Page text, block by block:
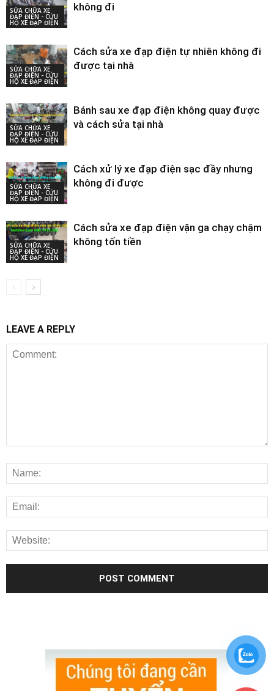
SỬA CHỮA XE
ĐẠP ĐIỆN - CỨU
HỘ XE ĐẠP ĐIỆN
không đi
SỬA CHỮA XE
ĐẠP ĐIỆN - CỨU
HỘ XE ĐẠP ĐIỆN
Cách sửa xe đạp điện tự nhiên không đi
được tại nhà
SỬA CHỮA XE
ĐẠP ĐIỆN - CỨU
HỘ XE ĐẠP ĐIỆN
Bánh sau xe đạp điện không quay được
và cách sửa tại nhà
SỬA CHỮA XE
ĐẠP ĐIỆN - CỨU
HỘ XE ĐẠP ĐIỆN
Cách xử lý xe đạp điện sạc đầy nhưng
không đi được
SỬA CHỮA XE
ĐẠP ĐIỆN - CỨU
HỘ XE ĐẠP ĐIỆN
Cách sửa xe đạp điện vặn ga chạy chậm
không tốn tiền
LEAVE A REPLY